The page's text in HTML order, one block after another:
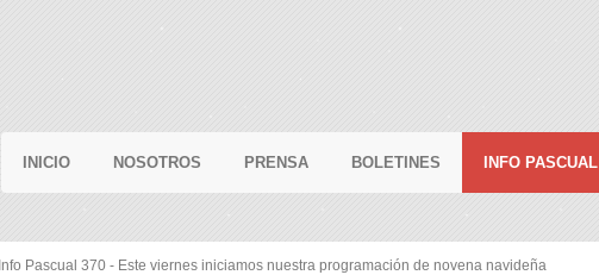
INICIO NOSOTROS PRENSA BOLETINES INFO PASCUAL
Info Pascual 370 - Este viernes iniciamos nuestra programación de novena navideña